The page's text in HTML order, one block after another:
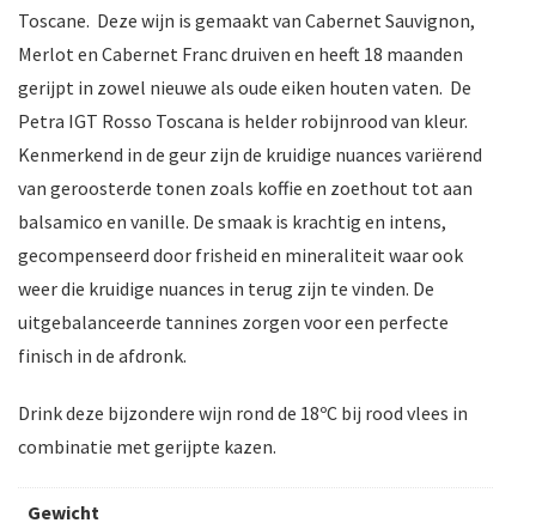
Toscane. Deze wijn is gemaakt van Cabernet Sauvignon,
Merlot en Cabernet Franc druiven en heeft 18 maanden
gerijpt in zowel nieuwe als oude eiken houten vaten. De
Petra IGT Rosso Toscana is helder robijnrood van kleur.
Kenmerkend in de geur zijn de kruidige nuances variërend
van geroosterde tonen zoals koffie en zoethout tot aan
balsamico en vanille. De smaak is krachtig en intens,
gecompenseerd door frisheid en mineraliteit waar ook
weer die kruidige nuances in terug zijn te vinden. De
uitgebalanceerde tannines zorgen voor een perfecte
finisch in de afdronk.
Drink deze bijzondere wijn rond de 18ºC bij rood vlees in
combinatie met gerijpte kazen.
Gewicht